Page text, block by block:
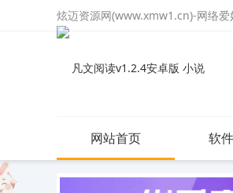
炫迈资源网(www.xmw1.cn)-网络爱
网站首页 软